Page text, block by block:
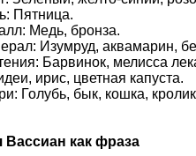
Пятница.
Медь, бронза.
Изумруд, аквамарин,
Барвинок, мелисса
ирис, цветная капуста.
Голубь, бык, кошка,
Вассиан как фраза